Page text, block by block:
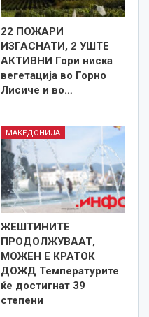
22 ПОЖАРИ
ИЗГАСНАТИ, 2 УШТЕ
АКТИВНИ Гори ниска
вегетација во Горно
Лисиче и во…
МАКЕДОНИЈА
ЖЕШТИНИТЕ
ПРОДОЛЖУВААТ,
МОЖЕН Е КРАТОК
ДОЖД Температурите
ќе достигнат 39
степени